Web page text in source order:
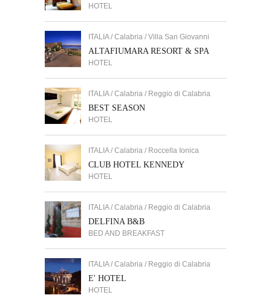
HOTEL
ITALIA / Calabria / Villa San Giovanni
ALTAFIUMARA RESORT & SPA
HOTEL
ITALIA / Calabria / Reggio di Calabria
BEST SEASON
HOTEL
ITALIA / Calabria / Roccella Ionica
CLUB HOTEL KENNEDY
HOTEL
ITALIA / Calabria / Reggio di Calabria
DELFINA B&B
BED AND BREAKFAST
ITALIA / Calabria / Reggio di Calabria
E' HOTEL
HOTEL